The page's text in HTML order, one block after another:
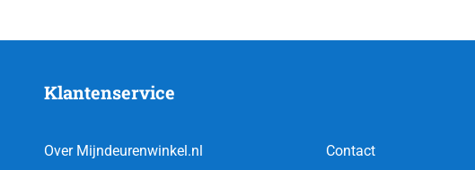
Klantenservice
Over Mijndeurenwinkel.nl
Contact